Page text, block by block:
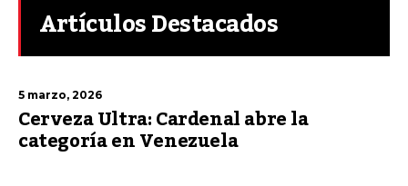
Artículos Destacados
5 marzo, 2026
Cerveza Ultra: Cardenal abre la
categoría en Venezuela